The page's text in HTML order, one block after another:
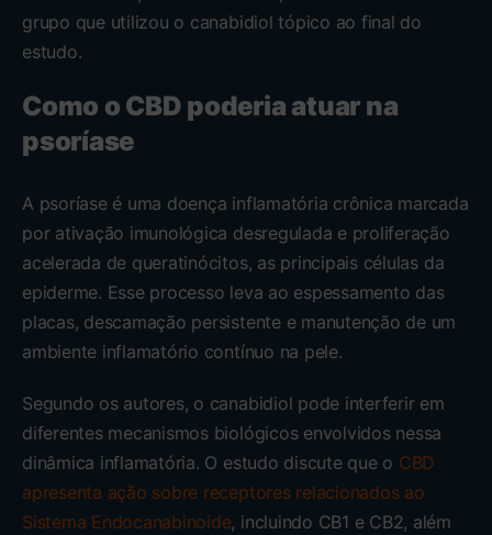
grupo que utilizou o canabidiol tópico ao final do
estudo.
Como o CBD poderia atuar na
psoríase
A psoríase é uma doença inflamatória crônica marcada
por ativação imunológica desregulada e proliferação
acelerada de queratinócitos, as principais células da
epiderme. Esse processo leva ao espessamento das
placas, descamação persistente e manutenção de um
ambiente inflamatório contínuo na pele.
Segundo os autores, o canabidiol pode interferir em
diferentes mecanismos biológicos envolvidos nessa
dinâmica inflamatória. O estudo discute que o CBD
apresenta ação sobre receptores relacionados ao
Sistema Endocanabinoide, incluindo CB1 e CB2, além